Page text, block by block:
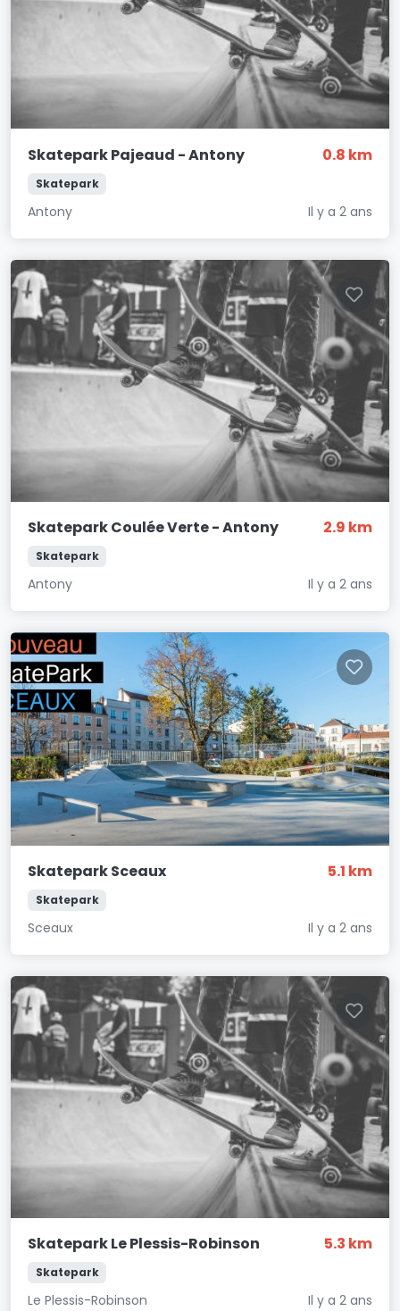
Skatepark Pajeaud - Antony 0.8 km
Skatepark
Antony Il y a 2 ans
Skatepark Coulée Verte - Antony 2.9 km
Skatepark
Antony Il y a 2 ans
Skatepark Sceaux 5.1 km
Skatepark
Sceaux Il y a 2 ans
Skatepark Le Plessis-Robinson 5.3 km
Skatepark
Le Plessis-Robinson Il y a 2 ans